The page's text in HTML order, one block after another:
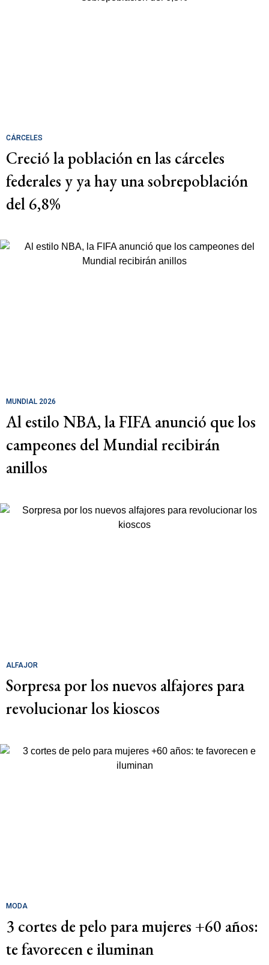
CÁRCELES
Creció la población en las cárceles
federales y ya hay una sobrepoblación
del 6,8%
MUNDIAL 2026
Al estilo NBA, la FIFA anunció que los
campeones del Mundial recibirán
anillos
ALFAJOR
Sorpresa por los nuevos alfajores para
revolucionar los kioscos
MODA
3 cortes de pelo para mujeres +60 años:
te favorecen e iluminan